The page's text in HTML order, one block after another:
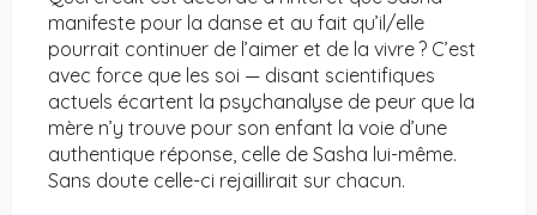
manifeste pour la danse et au fait qu’il/elle
pourrait continuer de l’aimer et de la vivre ? C’est
avec force que les soi — disant scientifiques
actuels écartent la psychanalyse de peur que la
mère n’y trouve pour son enfant la voie d’une
authentique réponse, celle de Sasha lui-même.
Sans doute celle-ci rejaillirait sur chacun.